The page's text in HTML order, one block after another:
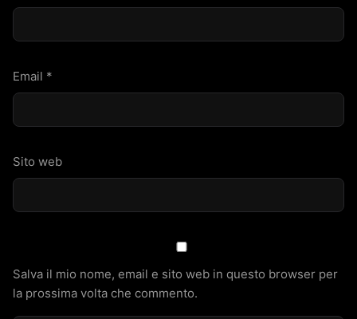
Email *
Sito web
Salva il mio nome, email e sito web in questo browser per
la prossima volta che commento.